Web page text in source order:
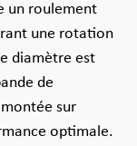
un roulement
une rotation
diamètre est
de
sur
optimale.